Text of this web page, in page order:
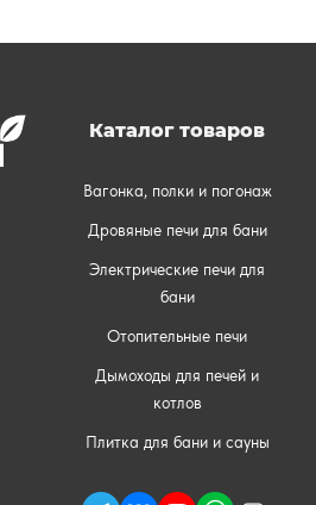
Каталог товаров
Вагонка, полки и погонаж
Дровяные печи для бани
Электрические печи для
бани
Отопительные печи
Дымоходы для печей и
котлов
Плитка для бани и сауны